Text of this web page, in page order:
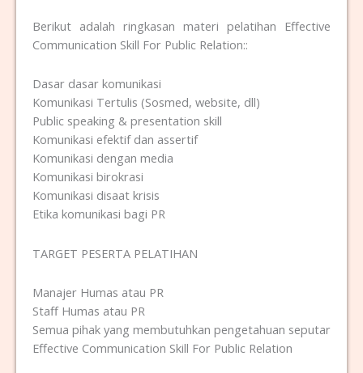
Berikut adalah ringkasan materi pelatihan Effective
Communication Skill For Public Relation::
Dasar dasar komunikasi
Komunikasi Tertulis (Sosmed, website, dll)
Public speaking & presentation skill
Komunikasi efektif dan assertif
Komunikasi dengan media
Komunikasi birokrasi
Komunikasi disaat krisis
Etika komunikasi bagi PR
TARGET PESERTA PELATIHAN
Manajer Humas atau PR
Staff Humas atau PR
Semua pihak yang membutuhkan pengetahuan seputar
Effective Communication Skill For Public Relation